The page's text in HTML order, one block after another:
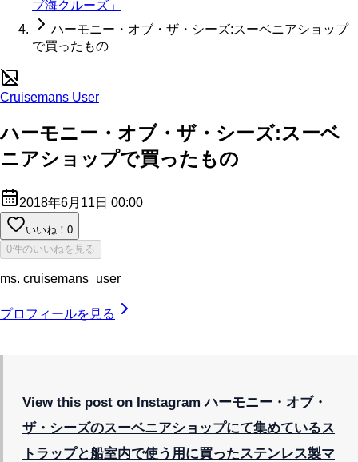
ブ海クルーズ」
ハーモニー・オブ・ザ・シーズ:スーベニアショップ
で買ったもの
Cruisemans User
ハーモニー・オブ・ザ・シーズ:スーベ
ニアショップで買ったもの
2018年6月11日 00:00
いいね！ 0
0件のいいねを見る
ms. cruisemans_user
プロフィールを見る
View this post on Instagram ハーモニー・オブ・
ザ・シーズのスーベニアショップにて集めているス
トラップと船室内で使う用に買ったステンレス製マ